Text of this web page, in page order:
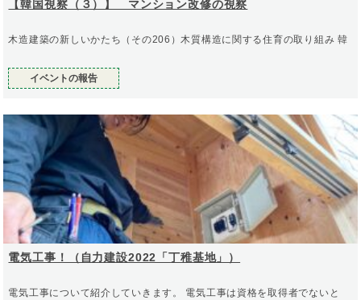
【韓国視察（３）】 マンション改修の視察
木造建築の新しいかたち（その206）木質構造に関する住育の取り組み 韓
イベントの報告
電気工事！（自力建設2022「丁稚基地」）
電気工事について紹介していきます。 電気工事は資格を取得者でないと